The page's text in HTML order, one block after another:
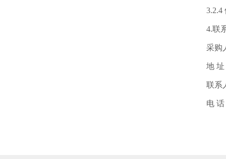
3.2.4 供
4.联系
采购人
地 址：
联系人
电 话：